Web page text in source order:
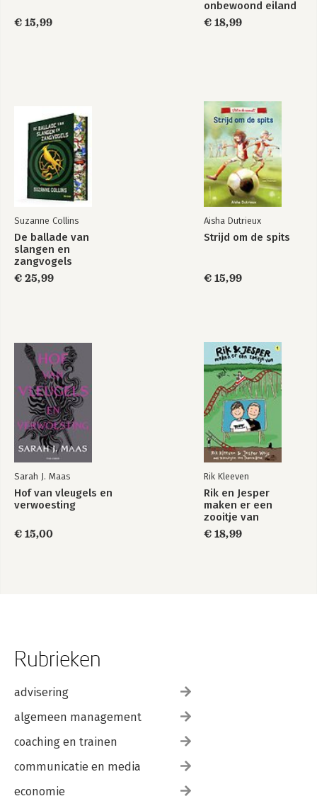
€ 15,99
onbewoond eiland
€ 18,99
Suzanne Collins
De ballade van
slangen en
zangvogels
€ 25,99
Aisha Dutrieux
Strijd om de spits
€ 15,99
Sarah J. Maas
Hof van vleugels en
verwoesting
€ 15,00
Rik Kleeven
Rik en Jesper
maken er een
zooitje van
€ 18,99
Rubrieken
advisering
algemeen management
coaching en trainen
communicatie en media
economie